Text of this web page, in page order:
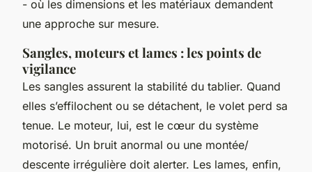
- où les dimensions et les matériaux demandent
une approche sur mesure.
Sangles, moteurs et lames : les points de
vigilance
Les sangles assurent la stabilité du tablier. Quand
elles s’effilochent ou se détachent, le volet perd sa
tenue. Le moteur, lui, est le cœur du système
motorisé. Un bruit anormal ou une montée/
descente irrégulière doit alerter. Les lames, enfin,